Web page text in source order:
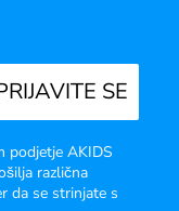
SE
podjetje AKIDS
različna
da se strinjate s